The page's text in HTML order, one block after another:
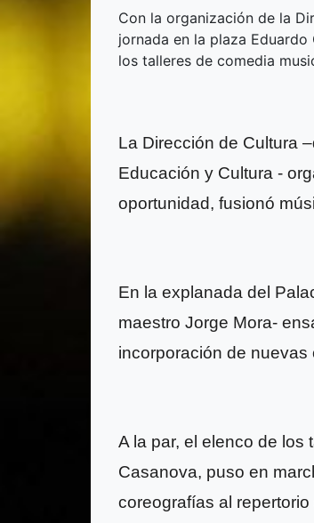
Con la organización de la
jornada en la plaza
los talleres de comedia
La Dirección de Cultura
Educación y Cultura -
oportunidad, fusionó
En la explanada del
maestro Jorge Mora-
incorporación de nuevas
A la par, el elenco de los
Casanova, puso en
coreografías al